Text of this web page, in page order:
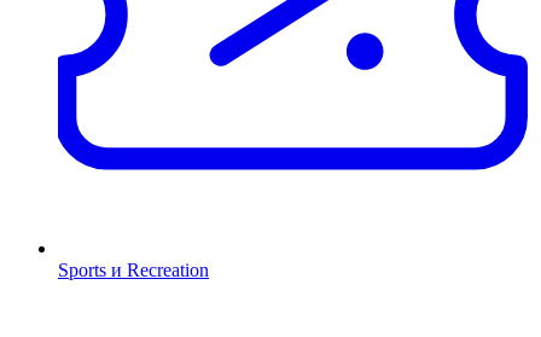
Sports и Recreation